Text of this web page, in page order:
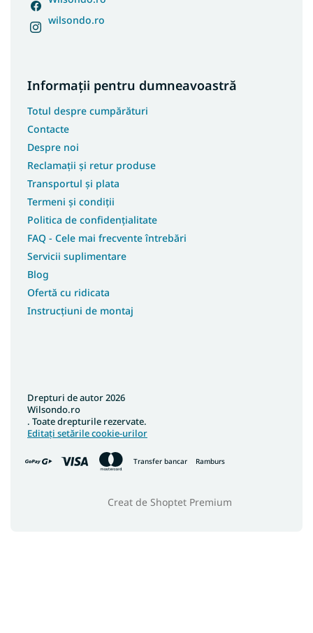
Covoare 250x350
Covoare 133x190
Covoare 133x195
Covoare 400x400
Covoare 120x90
Covoare 120x100
Covoare 40x60
Covoare 200x400
Covoare 160x210
Covoare colorate
wilsondo.ro
Informații pentru dumneavoastră
Totul despre cumpărături
Contacte
Despre noi
Reclamații și retur produse
Transportul și plata
Termeni și condiții
Politica de confidențialitate
FAQ - Cele mai frecvente întrebări
Servicii suplimentare
Blog
Ofertă cu ridicata
Instrucțiuni de montaj
Transfer bancar Ramburs
Creat de Shoptet Premium
Drepturi de autor 2026
Wilsondo.ro
. Toate drepturile rezervate.
Editați setările cookie-urilor